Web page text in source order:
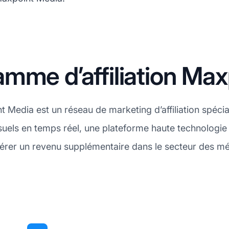
d’affiliation
Media est un réseau de marketing d’affiliation
en temps réel, une plateforme haute
un revenu supplémentaire dans le secteur des